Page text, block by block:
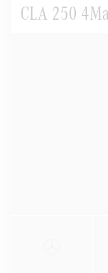
CLA 250